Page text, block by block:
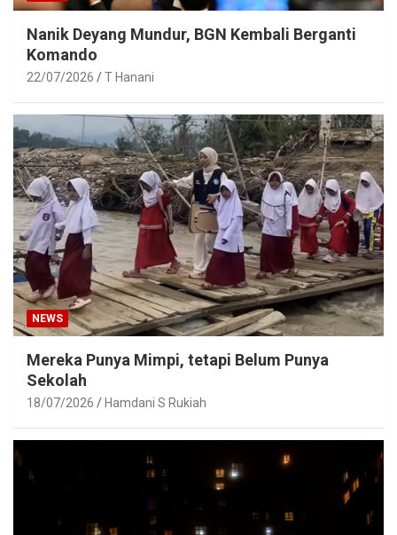
Nanik Deyang Mundur, BGN Kembali Berganti
Komando
22/07/2026 T Hanani
NEWS
Mereka Punya Mimpi, tetapi Belum Punya
Sekolah
18/07/2026 Hamdani S Rukiah